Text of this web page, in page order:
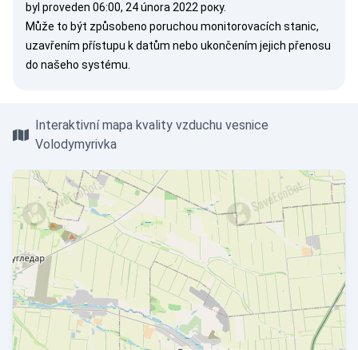
byl proveden 06:00, 24 února 2022 року.
Může to být způsobeno poruchou monitorovacích stanic,
uzavřením přístupu k datům nebo ukončením jejich přenosu
do našeho systému.
Interaktivní mapa kvality vzduchu vesnice
Volodymyrivka